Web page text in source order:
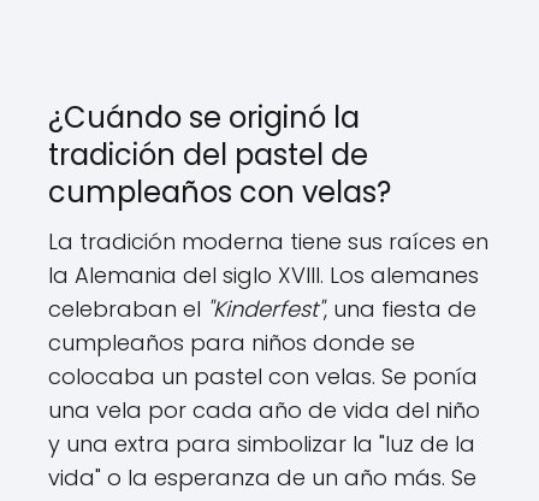
¿Cuándo se originó la
tradición del pastel de
cumpleaños con velas?
La tradición moderna tiene sus raíces en
la Alemania del siglo XVIII. Los alemanes
celebraban el "Kinderfest", una fiesta de
cumpleaños para niños donde se
colocaba un pastel con velas. Se ponía
una vela por cada año de vida del niño
y una extra para simbolizar la "luz de la
vida" o la esperanza de un año más. Se